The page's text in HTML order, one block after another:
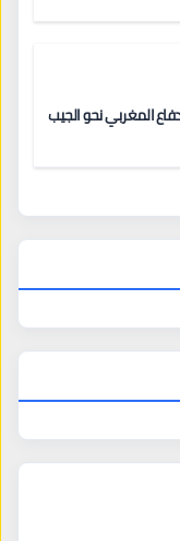
المغربي نحو الجيب